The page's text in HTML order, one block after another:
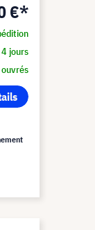
€*
jours
ouvrés